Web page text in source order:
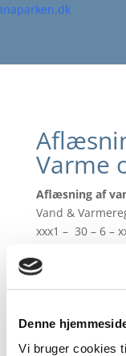
Denne
Vi bruger cookies
Varme
Aflæsning af
Vand &
xxx1 – 30 – 6 –
Vi har i 2024
varmemålere,
Er der
opgørelse,